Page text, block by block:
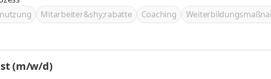
Mitarbeiter&shy;rabatte Coaching
(m/w/d)